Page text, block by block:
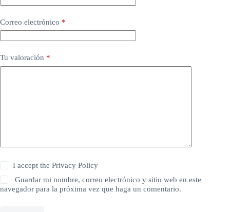
Correo electrónico *
Tu valoración *
I accept thePrivacy Policy
Guardar mi nombre, correo electrónico y sitio web en este
navegador para la próxima vez que haga un comentario.